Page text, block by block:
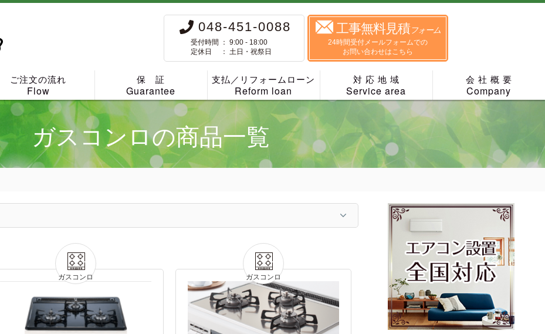
048-451-0088
受付時間 ： 9:00 - 18:00
定休日 ： 土日・祝祭日
工事無料見積フォーム
24時間受付メールフォームでの
お問い合わせはこちら
ご注文の流れ
Flow
保 証
Guarantee
支払／リフォームローン
Reform loan
対 応 地 域
Service area
会 社 概 要
Company
ガスコンロの商品一覧